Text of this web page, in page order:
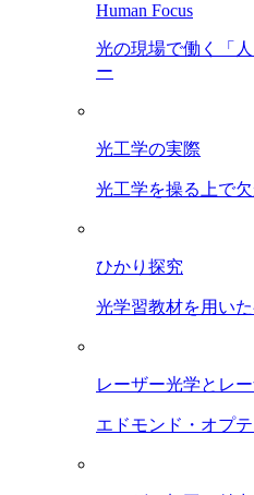
Human Focus
光の現場で働く「
ー
光工学の実際
光工学を操る上で
ひかり探究
光学習教材を用い
レーザー光学とレ
エドモンド・オプ